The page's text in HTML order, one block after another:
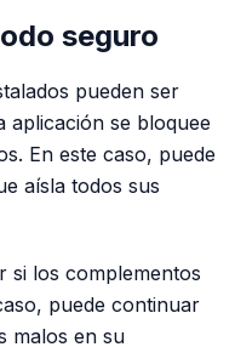
seguro
pueden ser
aplicación se bloquee
En este caso, puede
aísla todos sus
si los complementos
puede continuar
malos en su